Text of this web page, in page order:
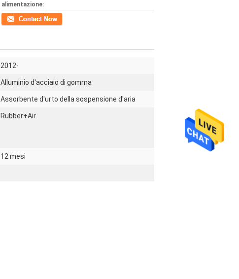
alimentazione:
Contatto
2012-
Alluminio d'acciaio di gomma
Assorbente d'urto della sospensione d'aria
Rubber+Air
12 mesi